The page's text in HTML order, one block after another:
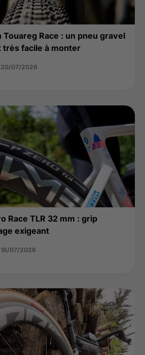
Race : un pneu gravel
très facile à monter
20/07/2026
Race TLR 32 mm : grip
exigeant
16/07/2026